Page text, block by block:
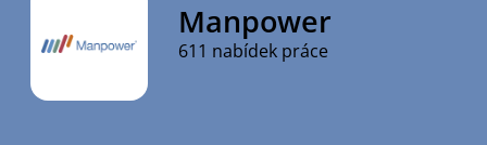
Manpower
611 nabídek práce